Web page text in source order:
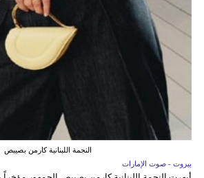
النجمة اللبنانية كارمن بصيبص
بيروت - صوت الإمارات